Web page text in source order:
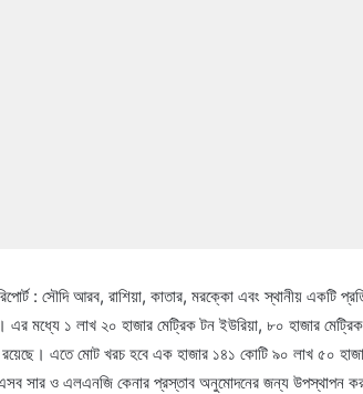
: সৌদি আরব, রাশিয়া, কাতার, মরক্কো এবং স্থানীয় একটি
এর মধ্যে ১ লাখ ২০ হাজার মেট্রিক টন ইউরিয়া, ৮০ হাজার
এতে মোট খরচ হবে এক হাজার ১৪১ কোটি ৯০ লাখ ৫০
সার ও এলএনজি কেনার প্রস্তাব অনুমোদনের জন্য উপস্থাপন